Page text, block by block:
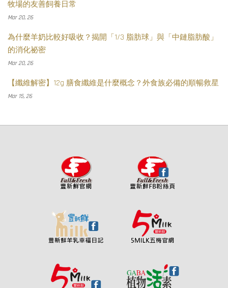
牧場的友善飼養日常
Mar 20, 26
為什麼羊奶比較好吸收？揭開「1/3 脂肪球」與「中鏈脂肪酸」
的消化祕密
Mar 20, 26
【纖維解密】12g 膳食纖維是什麼概念？外食族必備的順暢救星
Mar 15, 26